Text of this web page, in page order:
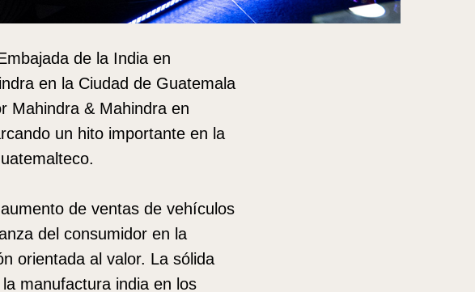
de la India en
en la Ciudad de Guatemala
Mahindra & Mahindra en
un hito importante en la
de ventas de vehículos
del consumidor en la
orientada al valor. La sólida
manufactura india en los